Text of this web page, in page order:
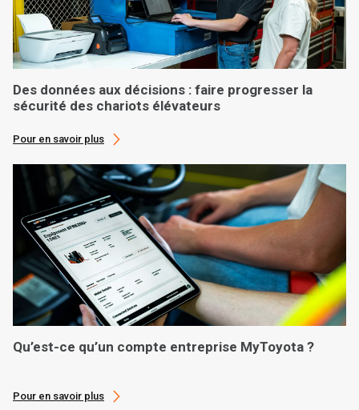
Des données aux décisions : faire progresser la
sécurité des chariots élévateurs
Pour en savoir plus
Qu’est-ce qu’un compte entreprise MyToyota ?
Pour en savoir plus